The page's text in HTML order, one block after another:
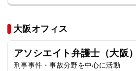
大阪オフィス
アソシエイト弁護士（大阪）
刑事事件・事故分野を中心に活動
法人グループ
プライバシーポリシー 利用規約